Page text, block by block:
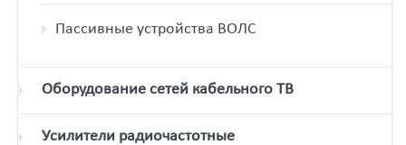
Пассивные устройства ВОЛС
Оборудование сетей кабельного ТВ
Усилители радиочастотные